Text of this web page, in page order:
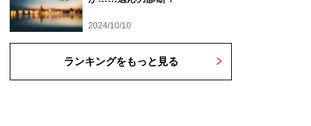
2024/10/10
ランキングをもっと見る